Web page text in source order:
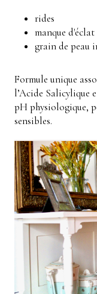
rides
manque d'éclat
grain de peau
Formule unique
l’Acide Salicylique
pH physiologique,
sensibles.